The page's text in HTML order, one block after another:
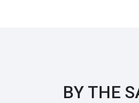
BY THE